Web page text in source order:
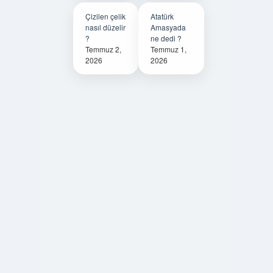
Çizilen çelik
nasıl düzelir
?
Temmuz 2,
2026
Atatürk
Amasyada
ne dedi ?
Temmuz 1,
2026